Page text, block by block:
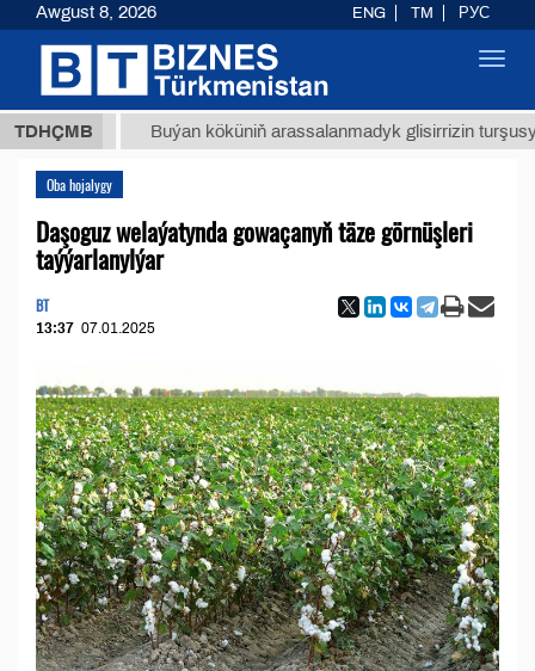
TDHÇMBBuýan köküniň arassalanmadyk glisirrizin turşusy (t.)
Oba hojalygy
Daşoguz welaýatynda gowaçanyň täze görnüşleri
taýýarlanylýar
BT
13:37 07.01.2025
Awgust 8, 2026 ENG TM РУС